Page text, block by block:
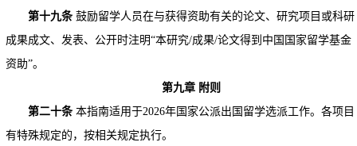
第十九条鼓励留学人员在与获得资助有关的论文、研究项目或科研
成果成文、发表、公开时注明“本研究/成果/论文得到中国国家留学基金
资助”。
第九章 附则
第二十条本指南适用于2026年国家公派出国留学选派工作。各项目
有特殊规定的，按相关规定执行。